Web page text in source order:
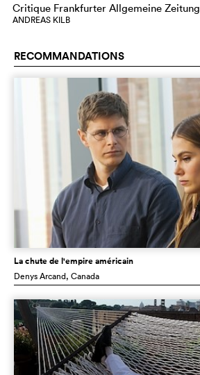
Critique Frankfurter Allgemeine Zeitung
ANDREAS KILB
RECOMMANDATIONS
La chute de l'empire américain
Denys Arcand, Canada